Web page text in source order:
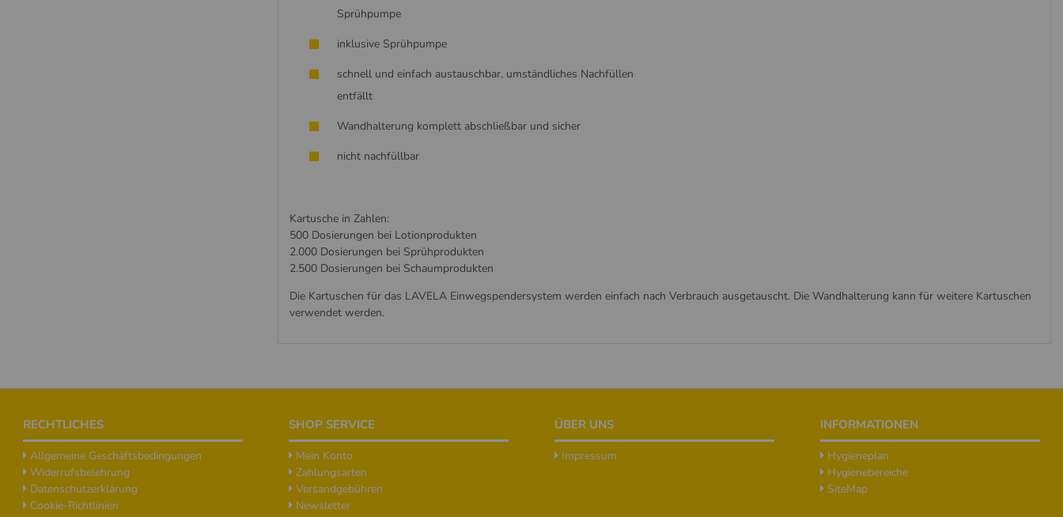
Sprühpumpe
inklusive Sprühpumpe
schnell und einfach austauschbar, umständliches Nachfüllen
entfällt
Wandhalterung komplett abschließbar und sicher
nicht nachfüllbar
Kartusche in Zahlen:
500 Dosierungen bei Lotionprodukten
2.000 Dosierungen bei Sprühprodukten
2.500 Dosierungen bei Schaumprodukten
Die Kartuschen für das LAVELA Einwegspendersystem werden einfach nach Verbrauch ausgetauscht. Die Wandhalterung kann für weitere Kartuschen
verwendet werden.
RECHTLICHES
Allgemeine Geschäftsbedingungen
Widerrufsbelehrung
Datenschutzerklärung
Cookie-Richtlinien
SHOP SERVICE
Mein Konto
Zahlungsarten
Versandgebühren
Newsletter
ÜBER UNS
Impressum
INFORMATIONEN
Hygieneplan
Hygienebereiche
SiteMap